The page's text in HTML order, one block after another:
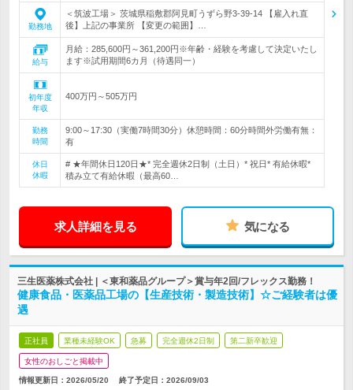
勤務地
＜筑波工場＞ 茨城県稲敷郡阿見町うずら野3-39-14 【雇入れ直
後】上記の事業所 【変更の範囲】…
給与
月給：285,600円～361,200円※年齢・経験を考慮して決定いたし
ます※試用期間6カ月（待遇同一）
初年度
年収
400万円～505万円
勤務
時間
9:00～17:30（実働7時間30分）休憩時間：60分時間外労働有無：
有
休日
休暇
# ★年間休日120日★* 完全週休2日制（土日）* 祝日* 有給休暇*
積み立て有給休暇（最高60…
求人詳細を見る 気になる
三生医薬株式会社 | ＜東和薬品グループ＞賞与年2回/フレックス勤務！
健康食品・医薬品工場の【生産技術・製造技術】☆ご経験者は優
遇
正社員 業種未経験OK 急募 完全週休2日制 第二新卒歓迎
女性のおしごと掲載中
情報更新日：2026/05/20 終了予定日： 2026/09/03